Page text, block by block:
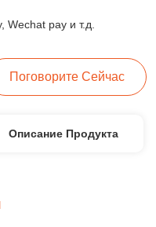
Wechat pay и т.д.
Поговорите Сейчас
Описание Продукта